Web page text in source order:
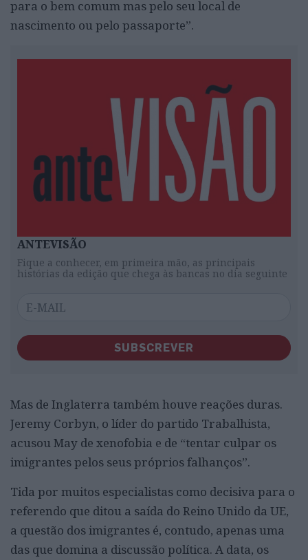
para o bem comum mas pelo seu local de
nascimento ou pelo passaporte”.
ANTEVISÃO
Fique a conhecer, em primeira mão, as principais
histórias da edição que chega às bancas no dia seguinte
SUBSCREVER
Mas de Inglaterra também houve reações duras.
Jeremy Corbyn, o líder do partido Trabalhista,
acusou May de xenofobia e de “tentar culpar os
imigrantes pelos seus próprios falhanços”.
Tida por muitos especialistas como decisiva para o
referendo que ditou a saída do Reino Unido da UE,
a questão dos imigrantes é, contudo, apenas uma
das que domina a discussão política. A data, os